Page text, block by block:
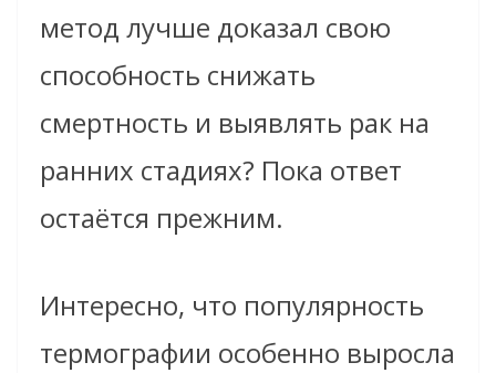
метод лучше доказал свою
способность снижать
смертность и выявлять рак на
ранних стадиях? Пока ответ
остаётся прежним.
Интересно, что популярность
термографии особенно выросла